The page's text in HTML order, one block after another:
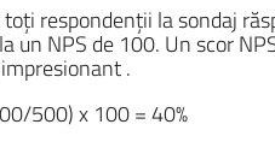
respondenții la sondaj
NPS de 100. Un scor
.
500) x 100 = 40%